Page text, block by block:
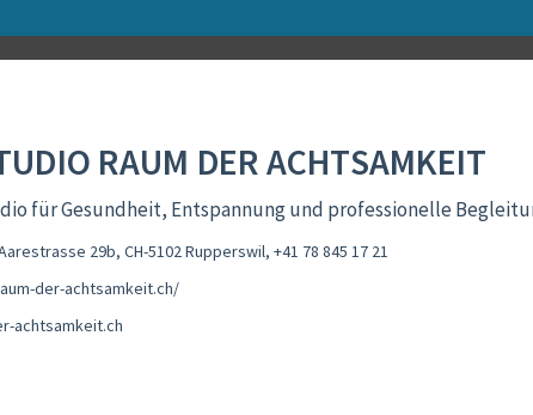
RAUM DER ACHTSAMKEIT
für Gesundheit, Entspannung und professionelle
29b, CH-5102 Rupperswil, +41 78 845 17 21
der-achtsamkeit.ch/
achtsamkeit.ch